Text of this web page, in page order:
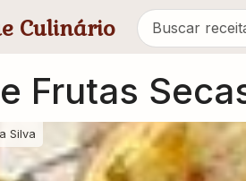
Culinário
Frutas
Silva